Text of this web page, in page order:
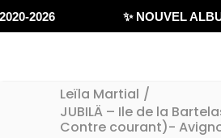
2026 ✨ NOUVEL
Leïla Martial /
JUBILÄ – Ile de la
Contre courant)-